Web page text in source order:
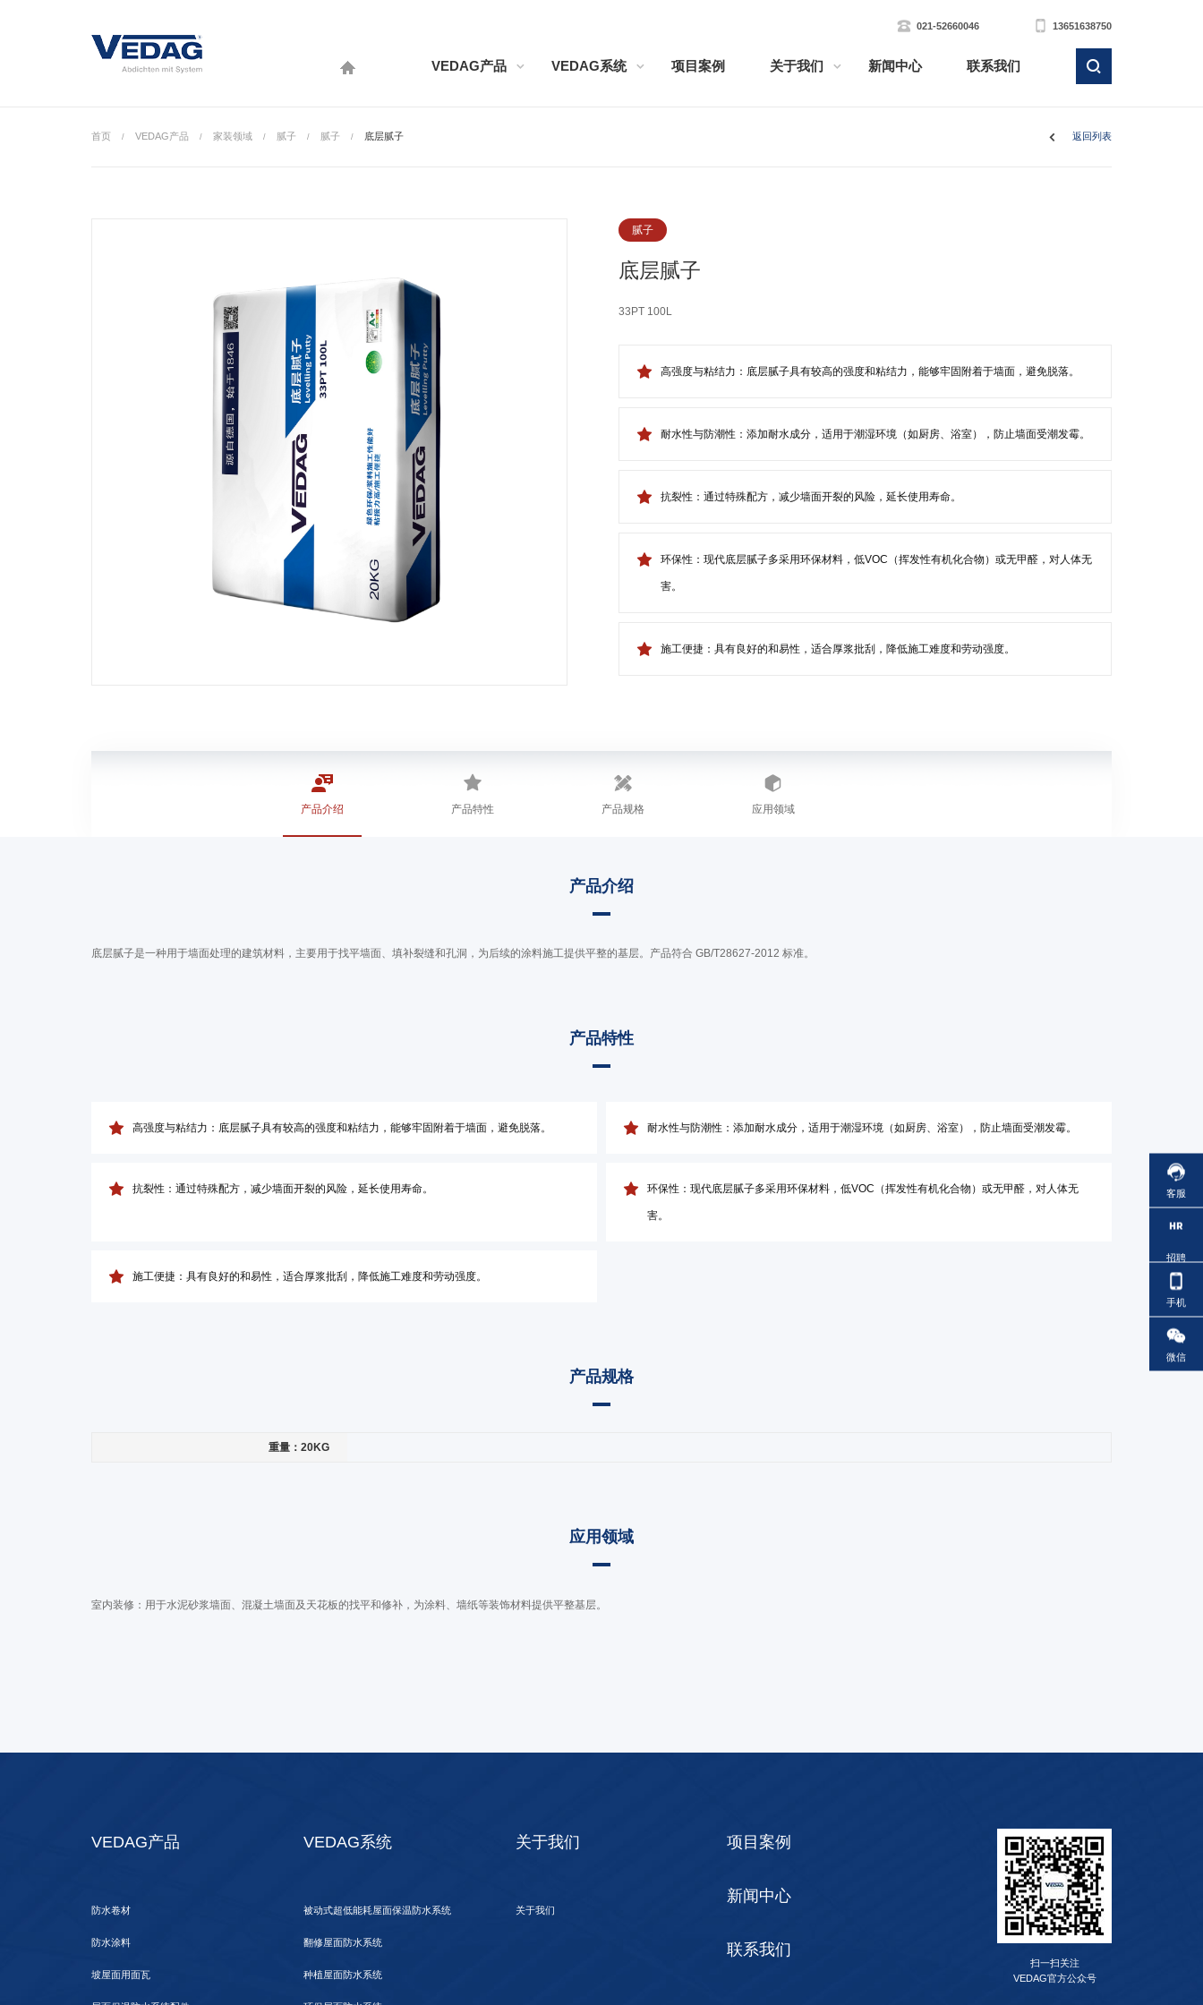
021-52660046 13651638750
VEDAG产品 VEDAG系统 项目案例 关于我们 新闻中心 联系我们
首页 / VEDAG产品 / 家装领域 / 腻子 / 腻子 / 底层腻子 返回列表
腻子
底层腻子
33PT 100L
高强度与粘结力：底层腻子具有较高的强度和粘结力，能够牢固附着于墙面，避免脱落。
耐水性与防潮性：添加耐水成分，适用于潮湿环境（如厨房、浴室），防止墙面受潮发霉。
抗裂性：通过特殊配方，减少墙面开裂的风险，延长使用寿命。
环保性：现代底层腻子多采用环保材料，低VOC（挥发性有机化合物）或无甲醛，对人体无
害。
施工便捷：具有良好的和易性，适合厚浆批刮，降低施工难度和劳动强度。
产品介绍 产品特性 产品规格 应用领域
产品介绍
底层腻子是一种用于墙面处理的建筑材料，主要用于找平墙面、填补裂缝和孔洞，为后续的涂料施工提供平整的基层。产品符合 GB/T28627-2012 标准。
产品特性
高强度与粘结力：底层腻子具有较高的强度和粘结力，能够牢固附着于墙面，避免脱落。 耐水性与防潮性：添加耐水成分，适用于潮湿环境（如厨房、浴室），防止墙面受潮发霉。
抗裂性：通过特殊配方，减少墙面开裂的风险，延长使用寿命。 环保性：现代底层腻子多采用环保材料，低VOC（挥发性有机化合物）或无甲醛，对人体无
害。
施工便捷：具有良好的和易性，适合厚浆批刮，降低施工难度和劳动强度。
产品规格
重量：20KG
应用领域
室内装修：用于水泥砂浆墙面、混凝土墙面及天花板的找平和修补，为涂料、墙纸等装饰材料提供平整基层。
VEDAG产品
防水卷材
防水涂料
坡屋面用面瓦
VEDAG系统
被动式超低能耗屋面保温防水系统
翻修屋面防水系统
种植屋面防水系统
关于我们
关于我们
项目案例
新闻中心
联系我们
扫一扫关注
VEDAG官方公众号
客服
招聘
手机
微信